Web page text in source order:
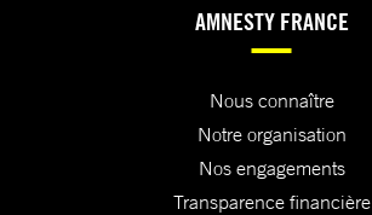
AMNESTY FRANCE
Nous connaître
Notre organisation
Nos engagements
Transparence financière